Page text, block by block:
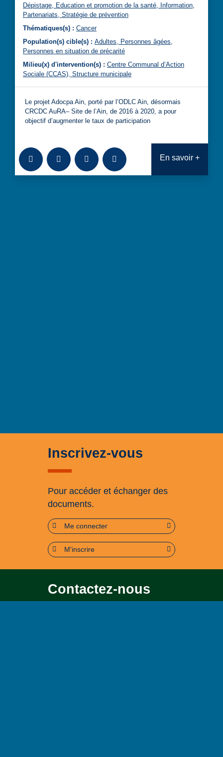
Dépistage, Education et promotion de la santé, Information,
Partenariats, Stratégie de prévention
Thématiques(s) : Cancer
Population(s) cible(s) : Adultes, Personnes âgées,
Personnes en situation de précarité
Milieu(x) d'intervention(s) : Centre Communal d’Action
Sociale (CCAS), Structure municipale
Le projet Adocpa Ain, porté par l’ODLC Ain, désormais
CRCDC AuRA– Site de l’Ain, de 2016 à 2020, a pour
objectif d’augmenter le taux de participation
Ajouter à la bibliothèque
TéléchargerConsulterAnalyses transversales :
En savoir +
Inscrivez-vous
Pour accéder et échanger des
documents.
Me connecter
M'inscrire
Contactez-nous